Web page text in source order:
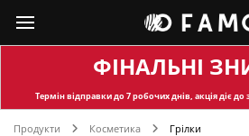
ФІНАЛЬНІ
Термін відправкидо 7 робочих днів, акція діє до
Продукти Косметика Грілки